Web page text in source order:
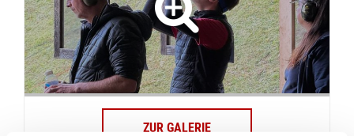
ZUR GALERIE